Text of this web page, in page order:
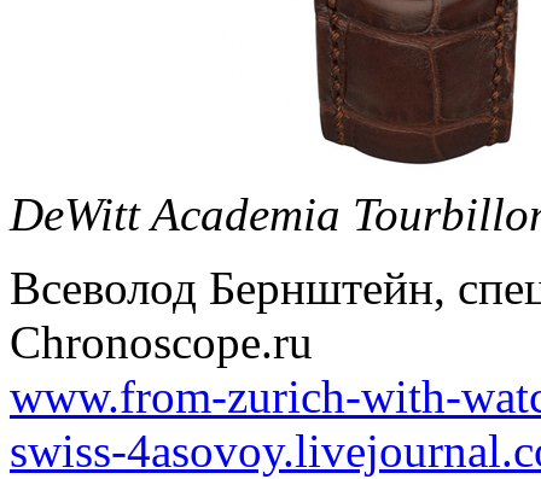
DeWitt Academia
Всеволод Бернштейн,
Chronoscope.ru
www.from-zurich-with-
swiss-